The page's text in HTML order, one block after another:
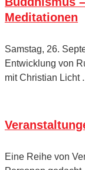
Meditationen
Samstag, 26.
Entwicklung von
mit Christian Licht
Eine Reihe von